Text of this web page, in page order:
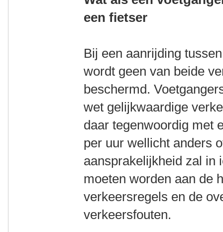
een fietser
Bij een aanrijding
wordt geen van beide
beschermd.
wet gelijkwaardige
daar tegenwoordig met
per uur wellicht anders
aansprakelijkheid zal in
moeten worden aan de
verkeersregels en de
verkeersfouten.